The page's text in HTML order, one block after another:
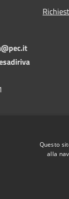
Questo
alla